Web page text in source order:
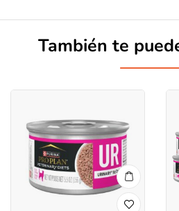
También te
Pruébala hoy con un
de
BOXIE1RA